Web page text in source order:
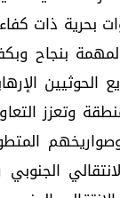
بحرية ذات
بنجاح
وتعزز
الجنوبي